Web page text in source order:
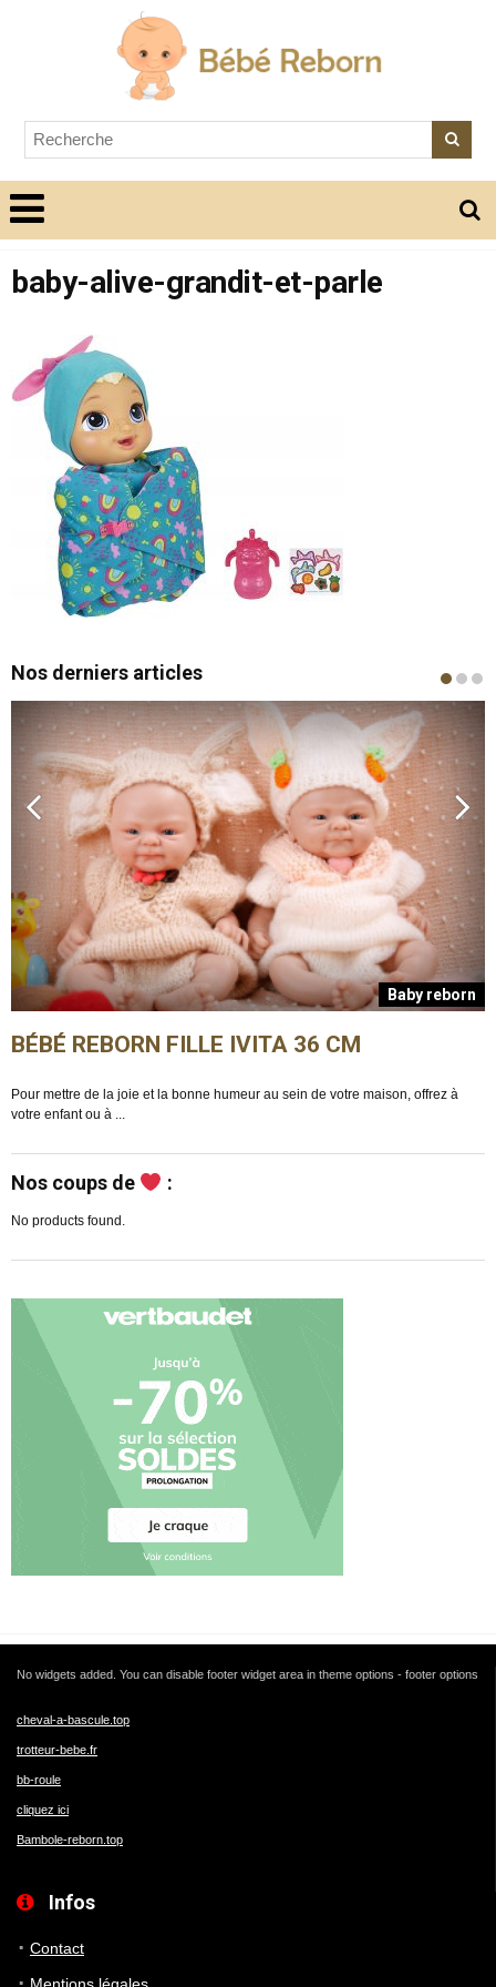
baby-alive-grandit-et-parle
Nos derniers articles
Baby reborn
BÉBÉ REBORN FILLE IVITA 36 CM
Pour mettre de la joie et la bonne humeur au sein de votre maison, offrez à
votre enfant ou à ...
Nos coups de :
No products found.
No widgets added. You can disable footer widget area in theme options - footer options
cheval-a-bascule.top
trotteur-bebe.fr
bb-roule
cliquez ici
Bambole-reborn.top
Infos
Contact